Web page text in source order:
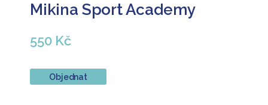
Mikina Sport Academy
550 Kč
Objednat